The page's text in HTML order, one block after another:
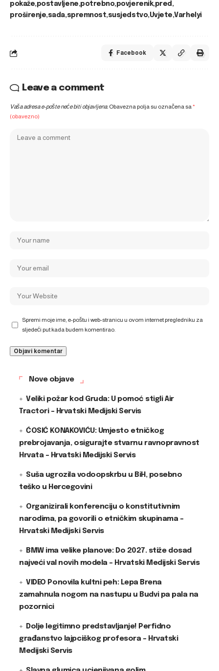
pokaže postavljene potrebno povjerenik pred
proširenje sada spremnost susjedstvo Uvjete Varhelyi
Facebook
Leave a comment
Vaša adresa e-pošte neće biti objavljena. Obavezna polja su označena sa*
(obavezno)
Spremi moje ime, e-poštu i web-stranicu u ovom internet pregledniku za
sljedeći put kada budem komentirao.
Nove objave
Veliki požar kod Gruda: U pomoć stigli Air
Tractori – Hrvatski Medijski Servis
ĆOSIĆ KONAKOVIĆU: Umjesto etničkog
prebrojavanja, osigurajte stvarnu ravnopravnost
Hrvata – Hrvatski Medijski Servis
Suša ugrozila vodoopskrbu u BiH, posebno
teško u Hercegovini
Organizirali konferenciju o konstitutivnim
narodima, pa govorili o etničkim skupinama –
Hrvatski Medijski Servis
BMW ima velike planove: Do 2027. stiže dosad
najveći val novih modela – Hrvatski Medijski Servis
VIDEO Ponovila kultni peh: Lepa Brena
zamahnula nogom na nastupu u Budvi pa pala na
pozornici
Dolje legitimno predstavljanje! Perfidno
građanstvo lajpciškog profesora – Hrvatski
Medijski Servis